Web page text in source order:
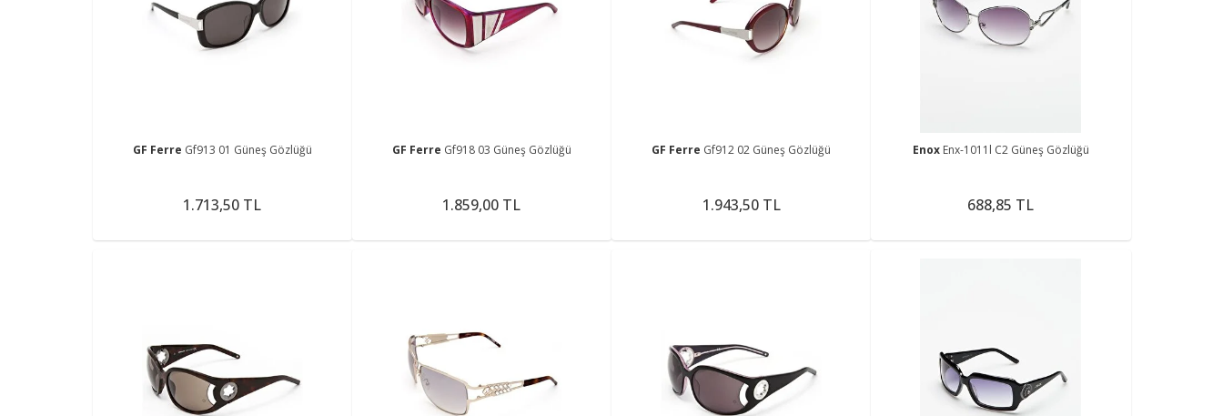
GF Ferre Gf913 01 Güneş Gözlüğü
1.713,50 TL
GF Ferre Gf918 03 Güneş Gözlüğü
1.859,00 TL
GF Ferre Gf912 02 Güneş Gözlüğü
1.943,50 TL
Enox Enx-1011l C2 Güneş Gözlüğü
688,85 TL